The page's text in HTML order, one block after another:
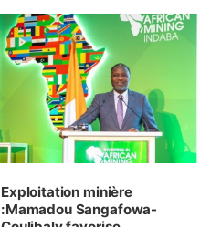
Exploitation minière
:Mamadou Sangafowa-